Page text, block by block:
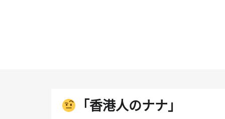
「香港人のナナ」